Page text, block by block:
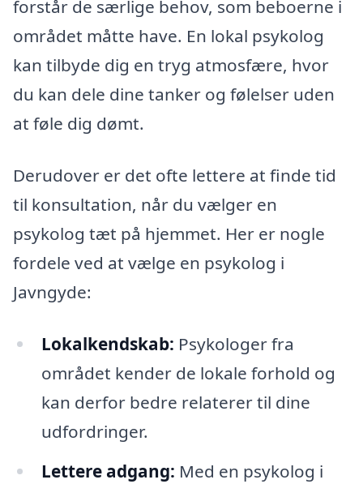
forstår de særlige behov, som beboerne i
området måtte have. En lokal psykolog
kan tilbyde dig en tryg atmosfære, hvor
du kan dele dine tanker og følelser uden
at føle dig dømt.
Derudover er det ofte lettere at finde tid
til konsultation, når du vælger en
psykolog tæt på hjemmet. Her er nogle
fordele ved at vælge en psykolog i
Javngyde:
Lokalkendskab: Psykologer fra
området kender de lokale forhold og
kan derfor bedre relaterer til dine
udfordringer.
Lettere adgang: Med en psykolog i